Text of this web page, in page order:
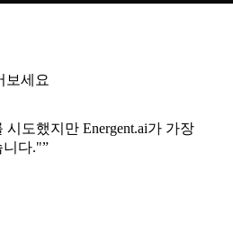
보세요
도했지만 Energent.ai가 가장
니다."”